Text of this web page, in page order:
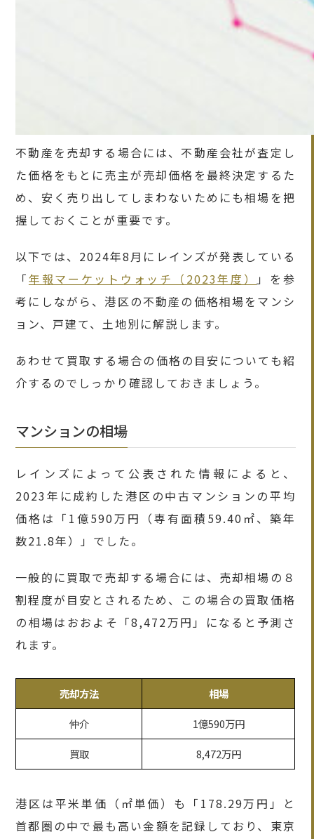
不動産を売却する場合には、不動産会社が査定し
た価格をもとに売主が売却価格を最終決定するた
め、安く売り出してしまわないためにも相場を把
握しておくことが重要です。
以下では、2024年8月にレインズが発表している
「年報マーケットウォッチ（2023年度）
」を参
考にしながら、港区の不動産の価格相場をマンシ
ョン、戸建て、土地別に解説します。
あわせて買取する場合の価格の目安についても紹
介するのでしっかり確認しておきましょう。
マンションの相場
レインズによって公表された情報によると、
2023年に成約した港区の中古マンションの平均
価格は「1億590万円（専有面積59.40㎡、築年
数21.8年）」でした。
一般的に買取で売却する場合には、売却相場の８
割程度が目安とされるため、この場合の買取価格
の相場はおおよそ「8,472万円」になると予測さ
れます。
売却方法 相場
仲介 1億590万円
買取 8,472万円
港区は平米単価（㎡単価）も「178.29万円」と
首都圏の中で最も高い金額を記録しており、東京